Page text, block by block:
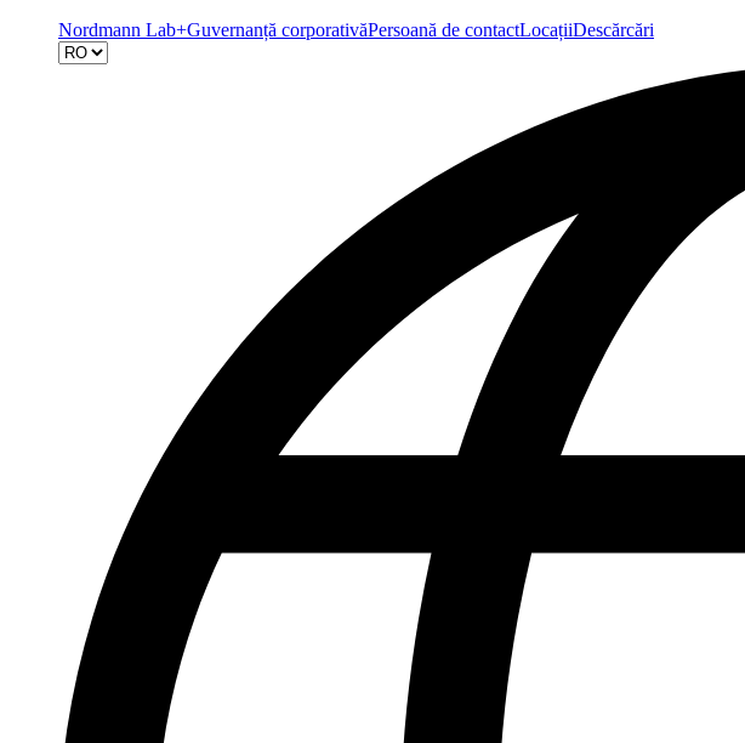
Nordmann Lab+Guvernanță corporativăPersoană de contactLocațiiDescărcări